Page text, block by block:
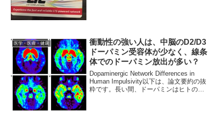
医学・医療・健康
衝動性の強い人は、中脳のD2/D3
ドーパミン受容体が少なく、線条
体でのドーパミン放出が多い？
Dopaminergic Network Differences in
Human Impulsivity以下は、論文要約の抜
粋です。長い間、ドーパミンはヒトの衝